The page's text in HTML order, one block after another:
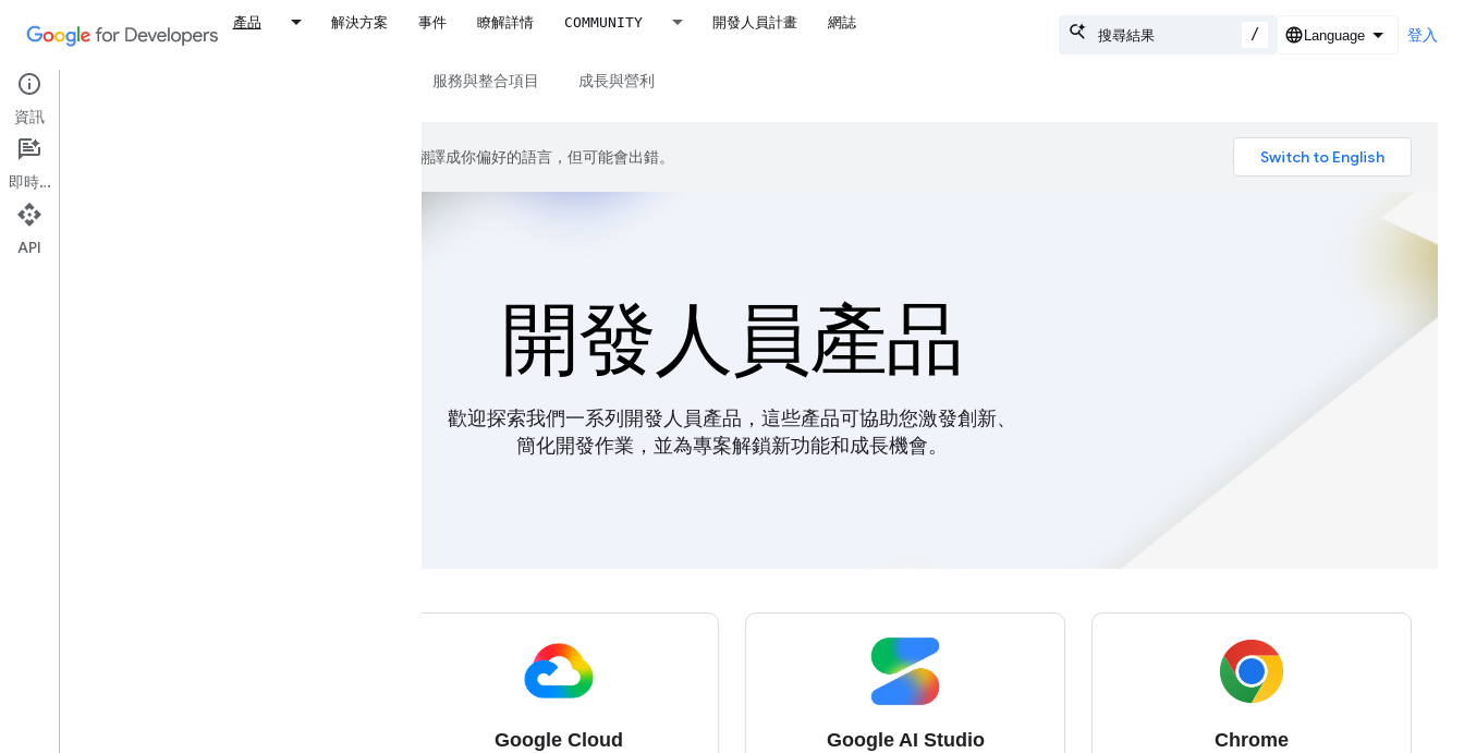
產品 解決方案 事件 瞭解詳情 COMMUNITY 開發人員計畫 網誌
/ 登入
所有產品 服務與整合項目 成長與營利
Google 會運用 AI 技術將內容翻譯成你偏好的語言，但可能會出錯。
開發人員產品
歡迎探索我們一系列開發人員產品，這些產品可協助您激發創新、
簡化開發作業，並為專案解鎖新功能和成長機會。
Google Cloud Google AI Studio Chrome
資訊
即時通訊
API